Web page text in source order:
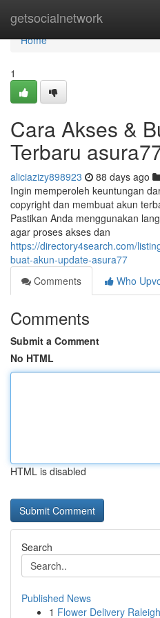
getsocialnetwork
Home
Home
1
Cara Akses &
Terbaru
aliciazizy898923 88 days ago
Ingin memperoleh keuntungan
copyright dan membuat akun
Pastikan Anda menggunakan
agar proses akses dan
https://directory4search.com/
buat-akun-update-asura77
Comments
Who
Comments
Submit a Comment
No HTML
HTML is disabled
Search
Published News
1 Flower Delivery